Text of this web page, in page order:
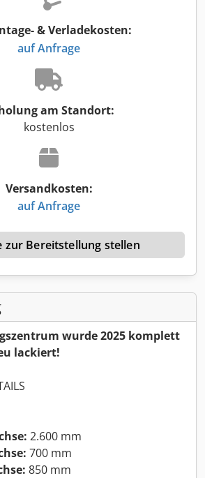
& Verladekosten:
auf Anfrage
am Standort:
kostenlos
Versandkosten:
auf Anfrage
zur Bereitstellung stellen
wurde 2025 komplett
lackiert!
2.600 mm
700 mm
850 mm